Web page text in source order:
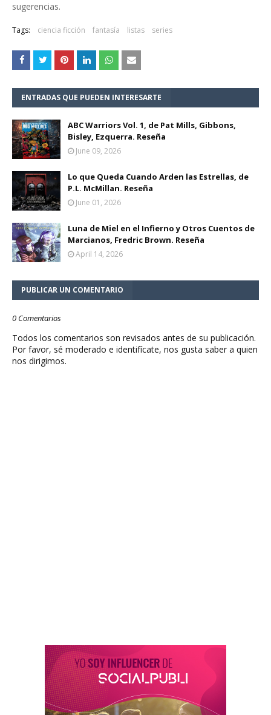
sugerencias.
Tags: ciencia ficción fantasía listas series
ENTRADAS QUE PUEDEN INTERESARTE
ABC Warriors Vol. 1, de Pat Mills, Gibbons,
Bisley, Ezquerra. Reseña
June 09, 2026
Lo que Queda Cuando Arden las Estrellas, de
P.L. McMillan. Reseña
June 01, 2026
Luna de Miel en el Infierno y Otros Cuentos de
Marcianos, Fredric Brown. Reseña
April 14, 2026
PUBLICAR UN COMENTARIO
0 Comentarios
Todos los comentarios son revisados antes de su publicación.
Por favor, sé moderado e identifícate, nos gusta saber a quien
nos dirigimos.